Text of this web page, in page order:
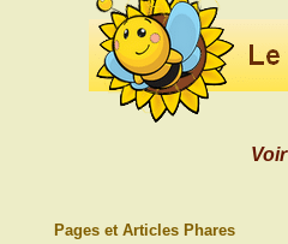
Voir
Pages et Articles Phares